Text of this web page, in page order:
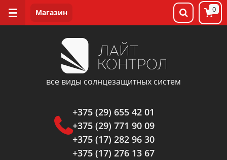
все виды солнцезащитных систем
+375 (29) 655 42 01
+375 (29) 771 90 09
+375 (17) 282 96 30
+375 (17) 276 13 67
0